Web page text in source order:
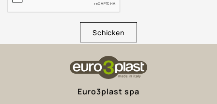
Schicken
Euro3plast spa